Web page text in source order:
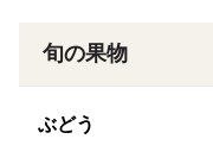
旬の果物
ぶどう